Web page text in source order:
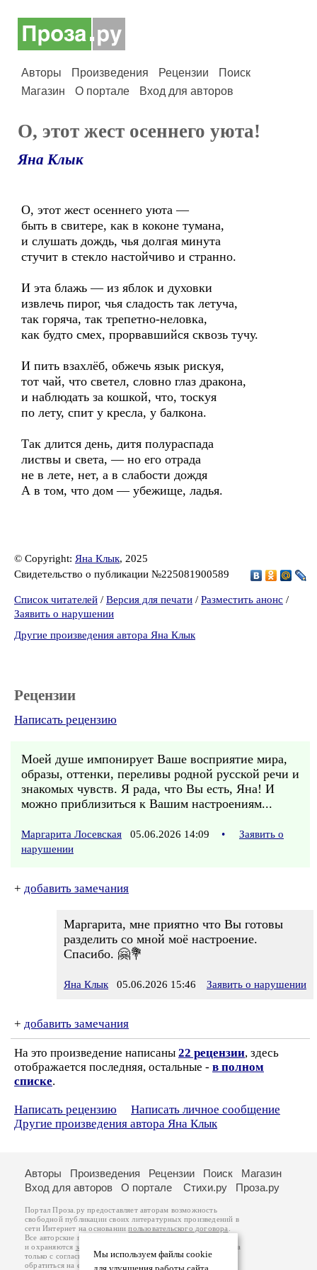
Авторы Произведения Рецензии
Поиск
Магазин
О портале Вход для авторов
О, этот жест осеннего уюта!
Яна Клык
О, этот жест осеннего уюта —
быть в свитере, как в коконе тумана,
и слушать дождь, чья долгая минута
стучит в стекло настойчиво и странно.
И эта блажь — из яблок и духовки
извлечь пирог, чья сладость так летуча,
так горяча, так трепетно-неловка,
как будто смех, прорвавшийся сквозь тучу.
И пить взахлёб, обжечь язык рискуя,
тот чай, что светел, словно глаз дракона,
и наблюдать за кошкой, что, тоскуя
по лету, спит у кресла, у балкона.
Так длится день, дитя полураспада
листвы и света, — но его отрада
не в лете, нет, а в слабости дождя
А в том, что дом — убежище, ладья.
© Copyright: Яна Клык, 2025
Свидетельство о публикации №225081900589
Список читателей / Версия для печати / Разместить анонс /
Заявить о нарушении
Другие произведения автора Яна Клык
Рецензии
Написать рецензию
Моей душе импонирует Ваше восприятие мира,
образы, оттенки, переливы родной русской речи и
знакомых чувств. Я рада, что Вы есть, Яна! И
можно приблизиться к Вашим настроениям...
Маргарита Лосевская 05.06.2026 14:09 •
Заявить о
нарушении
+ добавить замечания
Маргарита, мне приятно что Вы готовы
разделить со мной моё настроение.
Спасибо. 🤗💐
Яна Клык 05.06.2026 15:46 Заявить о нарушении
+ добавить замечания
На это произведение написаны 22 рецензии, здесь
отображается последняя, остальные - в полном
списке.
Написать рецензию
Написать личное сообщение
Другие произведения автора Яна Клык
Мы используем файлы cookie
Авторы Произведения Рецензии Поиск
Магазин
Вход для авторов
О портале Стихи.ру Проза.ру
Портал Проза.ру предоставляет авторам возможность
свободной публикации своих литературных произведений в
сети Интернет на основаниипользовательского договора
Все авторские права на произведения принадлежат авторам
и охраняются законом
. Перепечатка произведений возможна
только с согласия его автора, к которому вы можете
обратиться на его авторской странице. Ответственность за